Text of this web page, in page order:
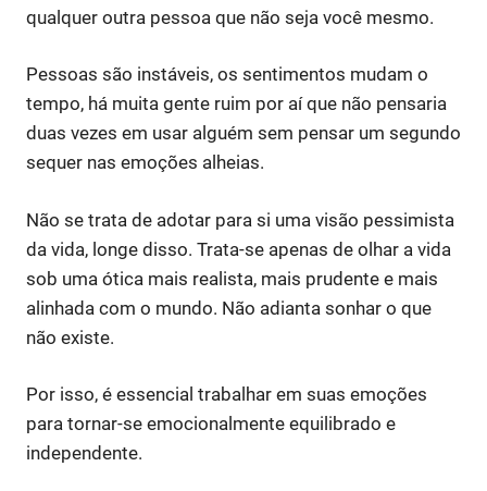
qualquer outra pessoa que não seja você mesmo.
Pessoas são instáveis, os sentimentos mudam o
tempo, há muita gente ruim por aí que não pensaria
duas vezes em usar alguém sem pensar um segundo
sequer nas emoções alheias.
Não se trata de adotar para si uma visão pessimista
da vida, longe disso. Trata-se apenas de olhar a vida
sob uma ótica mais realista, mais prudente e mais
alinhada com o mundo. Não adianta sonhar o que
não existe.
Por isso, é essencial trabalhar em suas emoções
para tornar-se emocionalmente equilibrado e
independente.